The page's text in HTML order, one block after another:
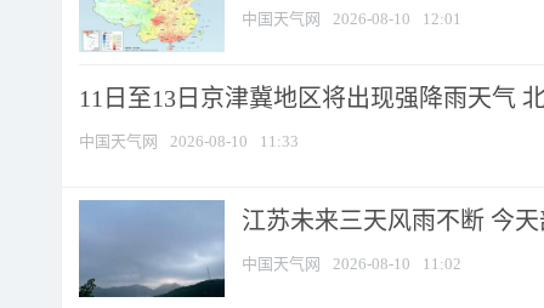
中国天气网 2026-08-10 12:01
11日至13日京津冀地区将出现强降雨天气
中国天气网 2026-08-10 11:33
江苏未来三天风雨不断 今
中国天气网 2026-08-10 11:02